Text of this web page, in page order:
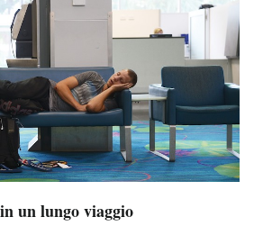
un lungo viaggio